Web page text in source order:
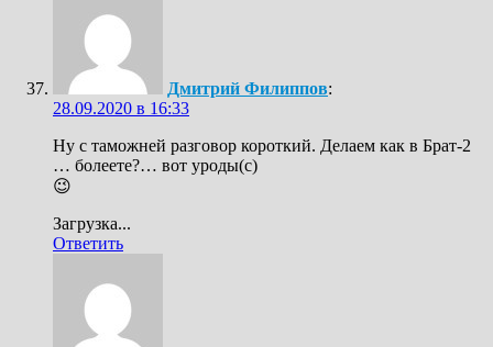
Дмитрий Филиппов:
28.09.2020 в 16:33
Ну с таможней разговор короткий. Делаем как в Брат-2
… болеете?… вот уроды(с)
😉
Загрузка...
Ответить